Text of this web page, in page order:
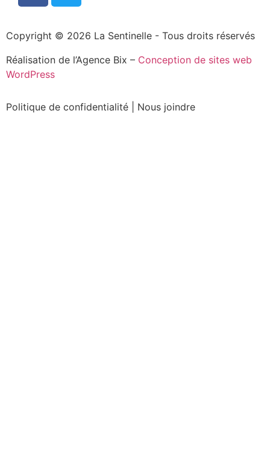
Copyright © 2026 La Sentinelle - Tous droits réservés
Réalisation de l’Agence Bix – Conception de sites web
WordPress
Politique de confidentialité Nous joindre